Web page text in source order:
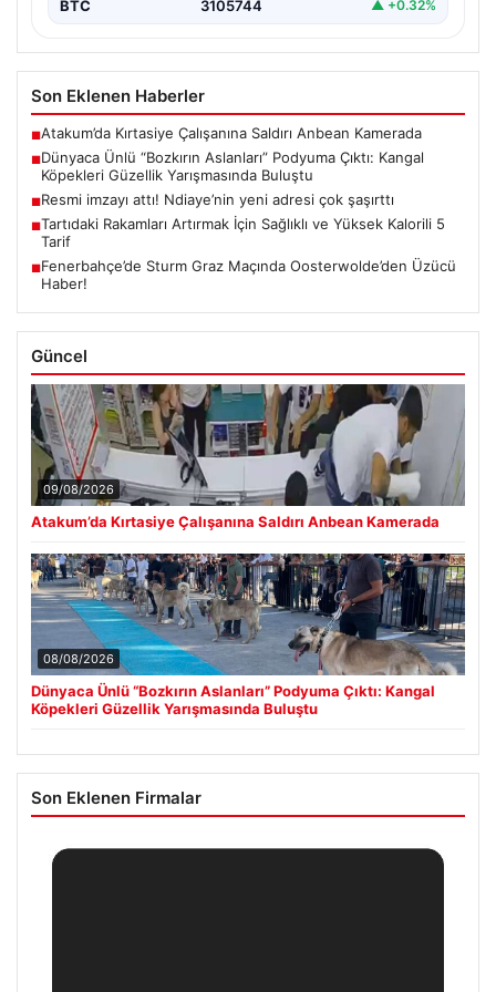
BTC 3105744 ▲ +0.32%
Son Eklenen Haberler
■Atakum’da Kırtasiye Çalışanına Saldırı Anbean Kamerada
■Dünyaca Ünlü “Bozkırın Aslanları” Podyuma Çıktı: Kangal
Köpekleri Güzellik Yarışmasında Buluştu
■Resmi imzayı attı! Ndiaye’nin yeni adresi çok şaşırttı
■Tartıdaki Rakamları Artırmak İçin Sağlıklı ve Yüksek Kalorili 5
Tarif
■Fenerbahçe’de Sturm Graz Maçında Oosterwolde’den Üzücü
Haber!
Güncel
09/08/2026
Atakum’da Kırtasiye Çalışanına Saldırı Anbean Kamerada
08/08/2026
Dünyaca Ünlü “Bozkırın Aslanları” Podyuma Çıktı: Kangal
Köpekleri Güzellik Yarışmasında Buluştu
Son Eklenen Firmalar